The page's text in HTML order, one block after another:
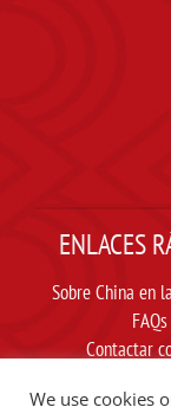
ENLACES
Sobre China en
FAQs
Contactar
We use cookies